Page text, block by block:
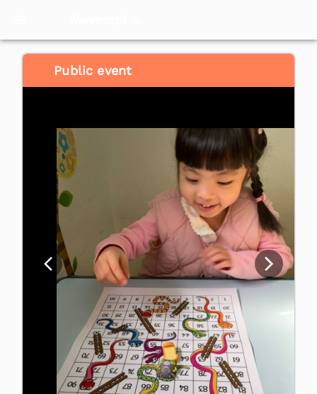
Public event